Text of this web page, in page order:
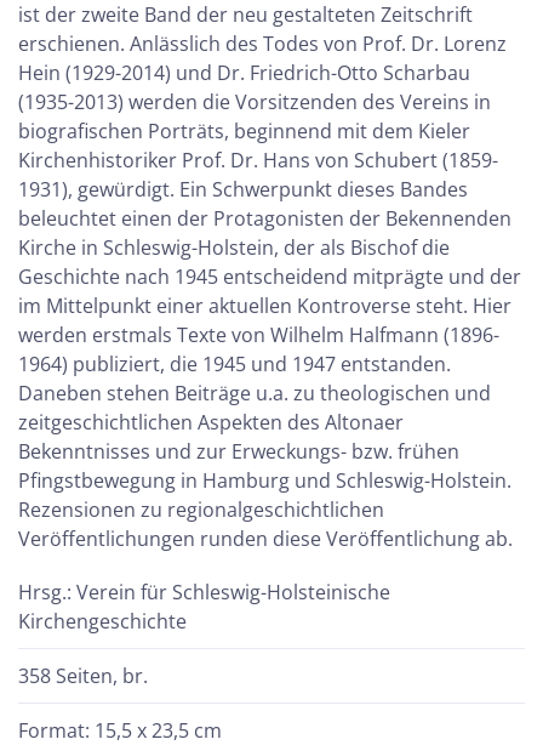
ist der zweite Band der neu gestalteten Zeitschrift
erschienen. Anlässlich des Todes von Prof. Dr. Lorenz
Hein (1929-2014) und Dr. Friedrich-Otto Scharbau
(1935-2013) werden die Vorsitzenden des Vereins in
biografischen Porträts, beginnend mit dem Kieler
Kirchenhistoriker Prof. Dr. Hans von Schubert (1859-
1931), gewürdigt. Ein Schwerpunkt dieses Bandes
beleuchtet einen der Protagonisten der Bekennenden
Kirche in Schleswig-Holstein, der als Bischof die
Geschichte nach 1945 entscheidend mitprägte und der
im Mittelpunkt einer aktuellen Kontroverse steht. Hier
werden erstmals Texte von Wilhelm Halfmann (1896-
1964) publiziert, die 1945 und 1947 entstanden.
Daneben stehen Beiträge u.a. zu theologischen und
zeitgeschichtlichen Aspekten des Altonaer
Bekenntnisses und zur Erweckungs- bzw. frühen
Pfingstbewegung in Hamburg und Schleswig-Holstein.
Rezensionen zu regionalgeschichtlichen
Veröffentlichungen runden diese Veröffentlichung ab.
Hrsg.: Verein für Schleswig-Holsteinische
Kirchengeschichte
358 Seiten, br.
Format: 15,5 x 23,5 cm